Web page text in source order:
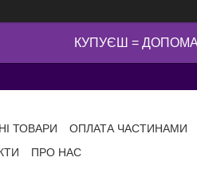
КУПУЄШ =
ТОВАРИ ОПЛАТА ЧАСТИНАМИ
ПРО НАС